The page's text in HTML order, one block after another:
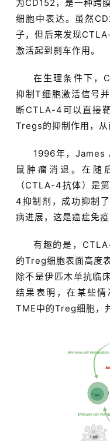
为CD152，是一种跨
细胞中表达。虽然
子，但后来发现
激活起到刹车作用。
在生理条件下，
抑制T细胞激活信号
断CTLA-4可以直接
Tregs的抑制作用，从
1996年，
鼠肿瘤消退。在随
（CTLA-4抗体）是
4抑制剂，成功抑制
病进展，这是癌症免疫
有趣的是，
的Treg细胞表面高度
除不是伊匹木单抗临
结果表明，在某些
TME中的Treg细胞，